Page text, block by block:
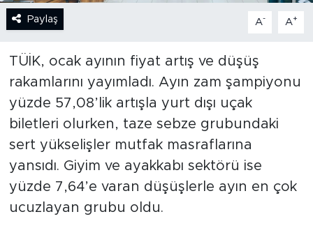
Paylaş A- A+
TÜİK, ocak ayının fiyat artış ve düşüş
rakamlarını yayımladı. Ayın zam şampiyonu
yüzde 57,08’lik artışla yurt dışı uçak
biletleri olurken, taze sebze grubundaki
sert yükselişler mutfak masraflarına
yansıdı. Giyim ve ayakkabı sektörü ise
yüzde 7,64’e varan düşüşlerle ayın en çok
ucuzlayan grubu oldu.
DİNİ
POLİTİKA
EKONOMİ
KÜLTÜR SANAT
YAŞAM